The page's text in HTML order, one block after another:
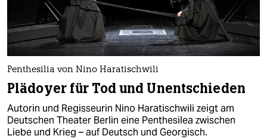
Penthesilia von Nino Haratischwili
Plädoyer für Tod und Unentschieden
Autorin und Regisseurin Nino Haratischwili zeigt am
Deutschen Theater Berlin eine Penthesilea zwischen
Liebe und Krieg – auf Deutsch und Georgisch.